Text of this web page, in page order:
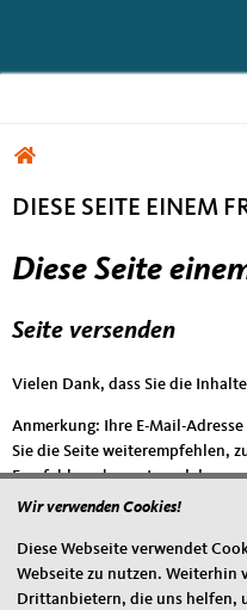
Sie sind hier
DIESE SEITE EINEM
Diese Seite
Seite versenden
Vielen Dank, dass Sie die
Anmerkung: Ihre E-Mail-
Sie die Seite weiterempfehlen,
Empfehlung kommt, und dass
Das mit * gekennzeichnete Feld
Eigene E-Mail-Adresse*
Wir verwenden Cookies!
Diese Webseite verwendet
Webseite zu nutzen. Weiterhin
Drittanbietern, die uns helfen,